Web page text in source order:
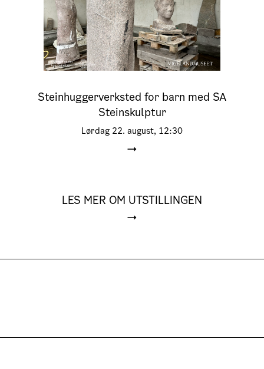
Steinhuggerverksted for barn med SA
Steinskulptur
Lørdag 22. august, 12:30
LES MER OM UTSTILLINGEN